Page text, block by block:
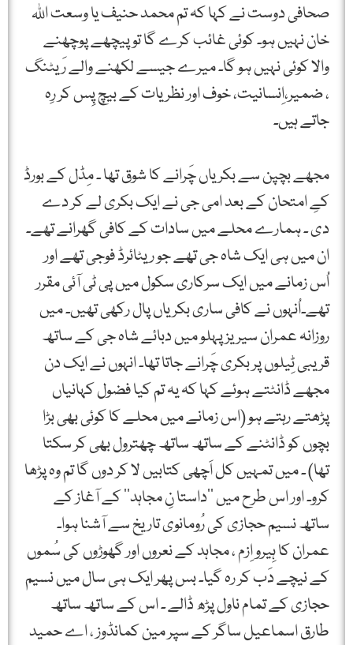
صحافی دوست نے کہا کہ تم محمد حنیف یا وسعت اللہ
خان نہیں ہو۔ کوئی غائب کرے گا تو پیچھے پوچھنے
والا کوئی نہیں ہو گا۔ میرے جیسے لکھنے والے رَیٹنگ
، ضمیر،اِنسانیت، خوف اور نظریات کے بیچ پِس کر رِہ
جاتے ہیں۔
مجھے بچپن سے بکریاں چَرانے کا شوق تھا ۔ مِڈل کے بورڈ
کےِ امتحان کے بعد امی جی نے ایک بکری لے کر دے
دی ۔ ہمارے محلے میں سادات کے کافی گھرانے تھے۔
ان میں ہی ایک شاہ جی تھے جو ریٹائرڈ فوجی تھے اور
اُس زمانے میں ایک سرکاری سکول میں پی ٹی آئی مقرر
تھے۔اُنہوں نے کافی ساری بکریاں پال رکھی تھیں۔ میں
روزانہ عمران سیریز پہلو میں دبائے شاہ جی کے ساتھ
قریبی ٹِیلوں پر بکری چَرانے جاتا تھا۔ انہوں نے ایک دن
مجھے ڈانٹتے ہوئے کہا کہ یہ تم کیا فضول کہانیاں
پڑھتے رہتے ہو (اس زمانے میں محلے کا کوئی بھی بڑا
بچوں کو ڈانٹنے کے ساتھ ساتھ چھترول بھی کر سکتا
تھا) ۔ میں تمہیں کل اَچھی کتابیں لا کر دوں گا تم وہ پڑھا
کرو۔ اور اس طرح میں ’’داستا نِ مجاہد‘‘ کے آغاز کے
ساتھ نسیم حجازی کی رُومانوی تاریخ سے آشنا ہوا۔
عمران کا ہِیرو اِزم ، مجاہد کے نعروں اور گھوڑوں کی سُموں
کے نیچے دَب کر رہ گیا۔ بس پھر ایک ہی سال میں نسیم
حجازی کے تمام ناول پڑھ ڈالے ۔ اس کے ساتھ ساتھ
طارق اسماعیل ساگر کے سپر مین کمانڈوز ، اے حمید